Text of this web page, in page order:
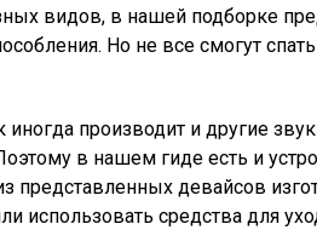
видов, в нашей подборке
Но не все смогут
производит и другие
в нашем гиде есть и
представленных девайсов
использовать средства для